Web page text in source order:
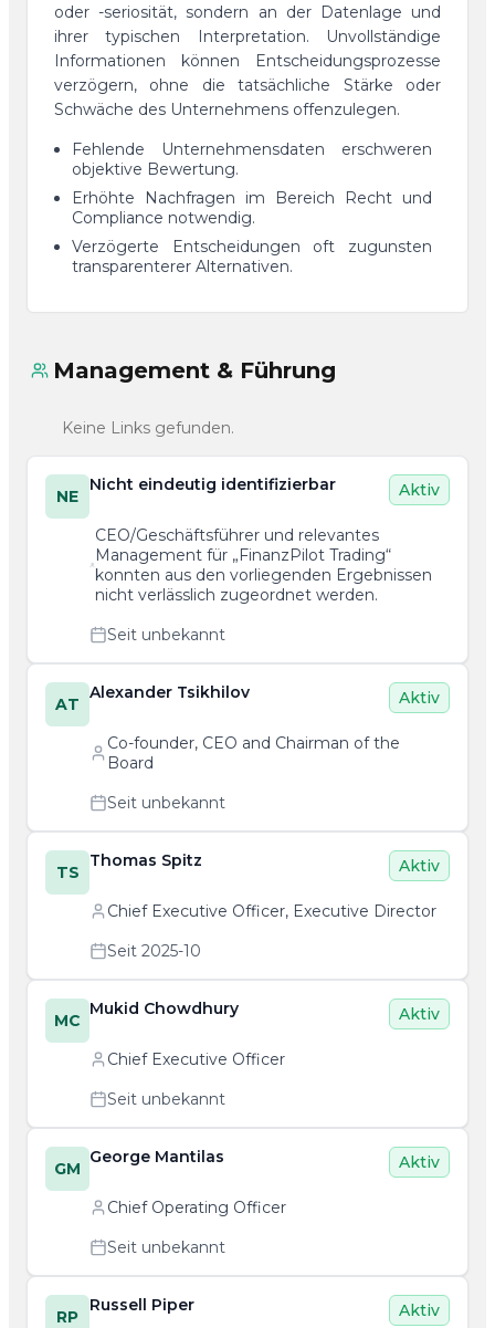
oder -seriosität, sondern an der Datenlage und
ihrer typischen Interpretation. Unvollständige
Informationen können Entscheidungsprozesse
verzögern, ohne die tatsächliche Stärke oder
Schwäche des Unternehmens offenzulegen.
Fehlende Unternehmensdaten erschweren
objektive Bewertung.
Erhöhte Nachfragen im Bereich Recht und
Compliance notwendig.
Verzögerte Entscheidungen oft zugunsten
transparenterer Alternativen.
Management & Führung
Keine Links gefunden.
NE
Nicht eindeutig identifizierbar Aktiv
CEO/Geschäftsführer und relevantes
Management für „FinanzPilot Trading“
konnten aus den vorliegenden Ergebnissen
nicht verlässlich zugeordnet werden.
Seit unbekannt
AT
Alexander Tsikhilov Aktiv
Co-founder, CEO and Chairman of the
Board
Seit unbekannt
TS
Thomas Spitz Aktiv
Chief Executive Officer, Executive Director
Seit 2025-10
MC
Mukid Chowdhury Aktiv
Chief Executive Officer
Seit unbekannt
GM
George Mantilas Aktiv
Chief Operating Officer
Seit unbekannt
RP
Russell Piper Aktiv